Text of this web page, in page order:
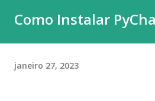
Como Instalar
janeiro 27, 2023